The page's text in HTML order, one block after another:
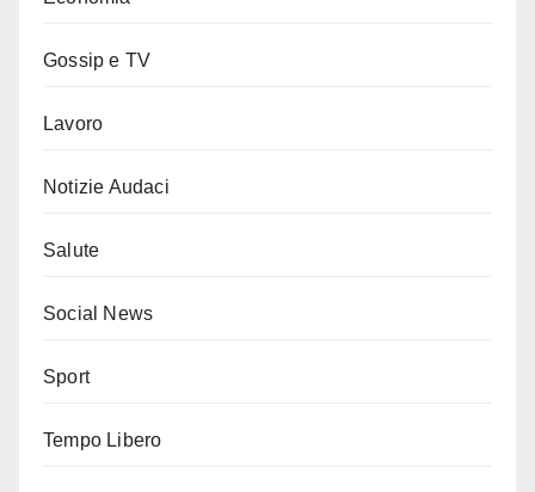
Gossip e TV
Lavoro
Notizie Audaci
Salute
Social News
Sport
Tempo Libero